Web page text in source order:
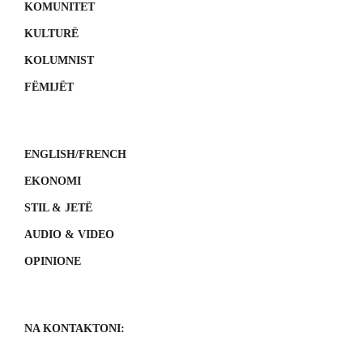
KOMUNITET
KULTURË
KOLUMNIST
FËMIJËT
ENGLISH/FRENCH
EKONOMI
STIL & JETË
AUDIO & VIDEO
OPINIONE
NA KONTAKTONI: